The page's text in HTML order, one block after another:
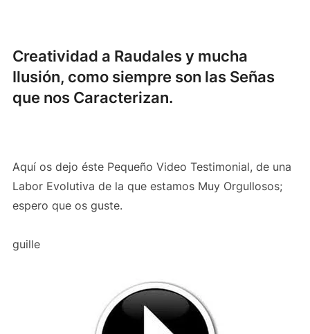
Creatividad a Raudales y mucha
Ilusión, como siempre son las Señas
que nos Caracterizan.
Aquí os dejo éste Pequeño Video Testimonial, de una
Labor Evolutiva de la que estamos Muy Orgullosos;
espero que os guste.
guille